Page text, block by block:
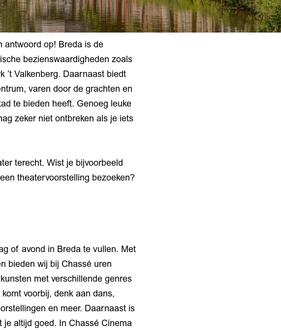
antwoord op! Breda is de
bezienswaardigheden zoals
’t Valkenberg. Daarnaast biedt
varen door de grachten en
te bieden heeft. Genoeg leuke
zeker niet ontbreken als je iets
terecht. Wist je bijvoorbeeld
theatervoorstelling bezoeken?
of avond in Breda te vullen. Met
bieden wij bij Chassé uren
met verschillende genres
voorbij, denk aan dans,
en meer. Daarnaast is
altijd goed. In Chassé Cinema